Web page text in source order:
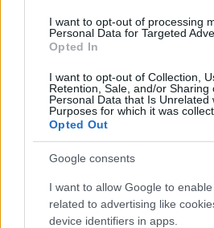
I want to opt-out of processing
Personal Data for Targeted
Opted In
I want to opt-out of Collection,
Retention, Sale, and/or Sharing
Personal Data that Is Unrelated
Purposes for which it was
Opted Out
Google consents
I want to allow Google to
related to advertising like
device identifiers in apps.